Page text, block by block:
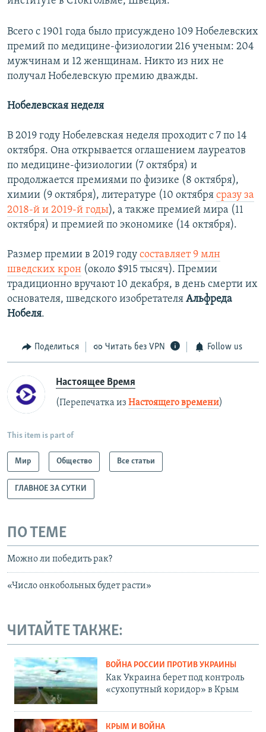
Всего с 1901 года было присуждено 109 Нобелевских
премий по медицине-физиологии 216 ученым: 204
мужчинам и 12 женщинам. Никто из них не
получал Нобелевскую премию дважды.
Нобелевская неделя
В 2019 году Нобелевская неделя проходит с 7 по 14
октября. Она открывается оглашением лауреатов
по медицине-физиологии (7 октября) и
продолжается премиями по физике (8 октября),
химии (9 октября), литературе (10 октября сразу за
2018-й и 2019-й годы), а также премией мира (11
октября) и премией по экономике (14 октября).
Размер премии в 2019 году составляет 9 млн
шведских крон (около $915 тысяч). Премии
традиционно вручают 10 декабря, в день смерти их
основателя, шведского изобретателя Альфреда
Нобеля.
Поделиться Читать без VPN Follow us
Настоящее Время
(Перепечатка из Настоящего времени)
This item is part of
Мир Общество Все статьи
ГЛАВНОЕ ЗА СУТКИ
ПО ТЕМЕ
Можно ли победить рак?
«Число онкобольных будет расти»
ЧИТАЙТЕ ТАКЖЕ:
ВОЙНА РОССИИ ПРОТИВ УКРАИНЫ
Как Украина берет под контроль
«сухопутный коридор» в Крым
КРЫМ И ВОЙНА